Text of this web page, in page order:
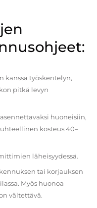
kanssa työskentelyn,
pitkä levyn
huoneisiin,
kosteus 40–
läheisyydessä.
tai korjauksen
Myös huonoa
vältettävä.